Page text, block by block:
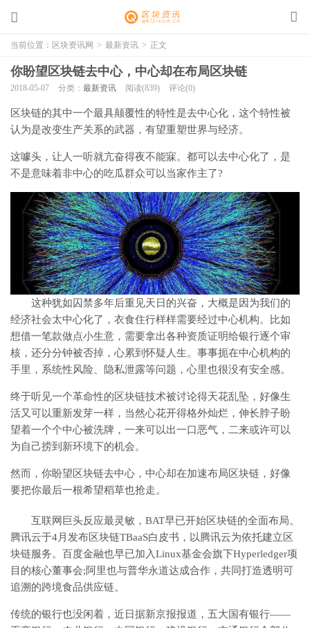
当前位置： 区块资讯网 > 最新资讯 > 正文
你盼望区块链去中心，中心却在布局区块链
2018-05-07 分类： 最新资讯 阅读(839) 评论(0)
区块链的其中一个最具颠覆性的特性是去中心化，这个特性被
认为是改变生产关系的武器，有望重塑世界与经济。
这噱头，让人一听就亢奋得夜不能寐。都可以去中心化了，是
不是意味着非中心的吃瓜群众可以当家作主了?
这种犹如囚禁多年后重见天日的兴奋，大概是因为我们的
经济社会太中心化了，衣食住行样样需要经过中心机构。比如
想借一笔款做点小生意，需要拿出各种资质证明给银行逐个审
核，还分分钟被否掉，心累到怀疑人生。事事扼在中心机构的
手里，系统性风险、隐私泄露等问题，心里也很没有安全感。
终于听见一个革命性的区块链技术被讨论得天花乱坠，好像生
活又可以重新发芽一样，当然心花开得格外灿烂，伸长脖子盼
望着一个个中心被洗牌，一来可以出一口恶气，二来或许可以
为自己捞到新环境下的机会。
然而，你盼望区块链去中心，中心却在加速布局区块链，好像
要把你最后一根希望稻草也抢走。
互联网巨头反应最灵敏，BAT早已开始区块链的全面布局。
腾讯云于4月发布区块链TBaaS白皮书，以腾讯云为依托建立区
块链服务。百度金融也早已加入Linux基金会旗下Hyperledger项
目的核心董事会;阿里也与普华永道达成合作，共同打造透明可
追溯的跨境食品供应链。
传统的银行也没闲着，近日据新京报报道，五大国有银行——